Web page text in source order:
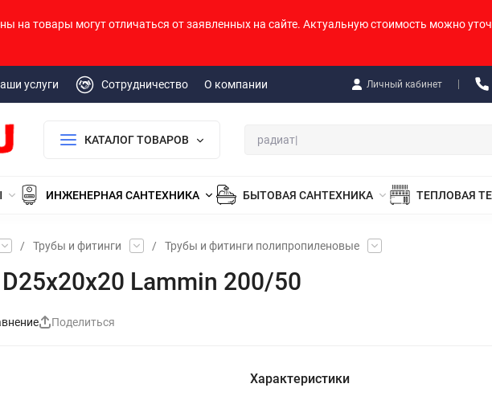
на товары могут отличаться от заявленных на сайте. Актуальную стоимость можно
услуги Сотрудничество О компании Личный кабинет
КАТАЛОГ ТОВАРОВ
ИНЖЕНЕРНАЯ САНТЕХНИКА БЫТОВАЯ САНТЕХНИКА ТЕПЛОВАЯ
/ Трубы и фитинги / Трубы и фитинги полипропиленовые
Lammin 200/50
Поделиться
Характеристики